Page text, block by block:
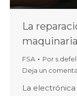
La
maquinaria
FSA Por
Deja un
La